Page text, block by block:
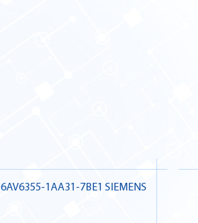
6AV6355-1AA31-7BE1 SIEMENS